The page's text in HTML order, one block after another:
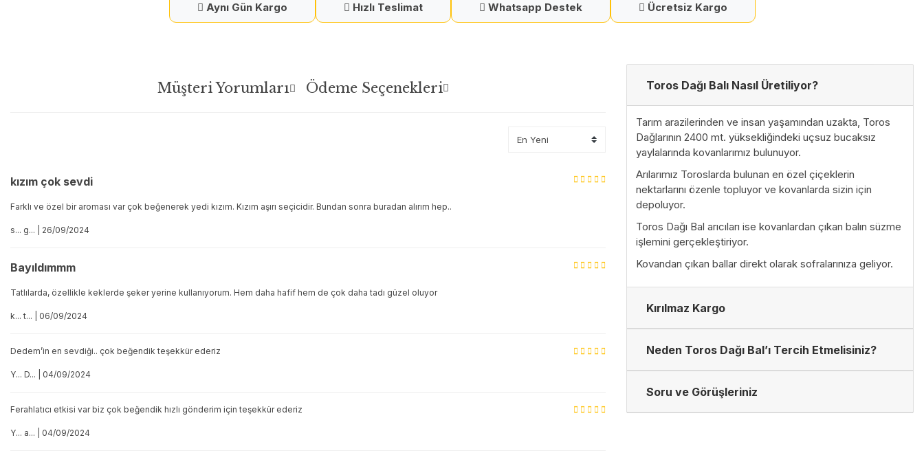
Aynı Gün Kargo Hızlı Teslimat Whatsapp Destek Ücretsiz Kargo
Müşteri Yorumları Ödeme Seçenekleri
kızım çok sevdi
Farklı ve özel bir aroması var çok beğenerek yedi kızım. Kızım aşırı seçicidir. Bundan sonra buradan alırım hep..
s... g... | 26/09/2024
Bayıldımmm
Tatlılarda, özellikle keklerde şeker yerine kullanıyorum. Hem daha hafif hem de çok daha tadı güzel oluyor
k... t... | 06/09/2024
Dedem’in en sevdiği.. çok beğendik teşekkür ederiz
Y... D... | 04/09/2024
Ferahlatıcı etkisi var biz çok beğendik hızlı gönderim için teşekkür ederiz
Y... a... | 04/09/2024
Toros Dağı Balı Nasıl Üretiliyor?
Tarım arazilerinden ve insan yaşamından uzakta, Toros
Dağlarının 2400 mt. yüksekliğindeki uçsuz bucaksız
yaylalarında kovanlarımız bulunuyor.
Arılarımız Toroslarda bulunan en özel çiçeklerin
nektarlarını özenle topluyor ve kovanlarda sizin için
depoluyor.
Toros Dağı Bal arıcıları ise kovanlardan çıkan balın süzme
işlemini gerçekleştiriyor.
Kovandan çıkan ballar direkt olarak sofralarınıza geliyor.
Kırılmaz Kargo
Neden Toros Dağı Bal’ı Tercih Etmelisiniz?
Soru ve Görüşleriniz